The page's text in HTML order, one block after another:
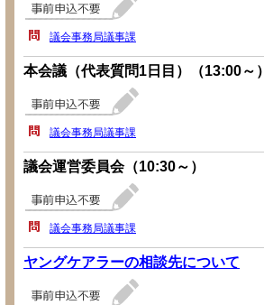
議会事務局議事課
本会議（代表質問1日目）（13:00～）
議会事務局議事課
議会運営委員会（10:30～）
議会事務局議事課
ヤングケアラーの相談先について